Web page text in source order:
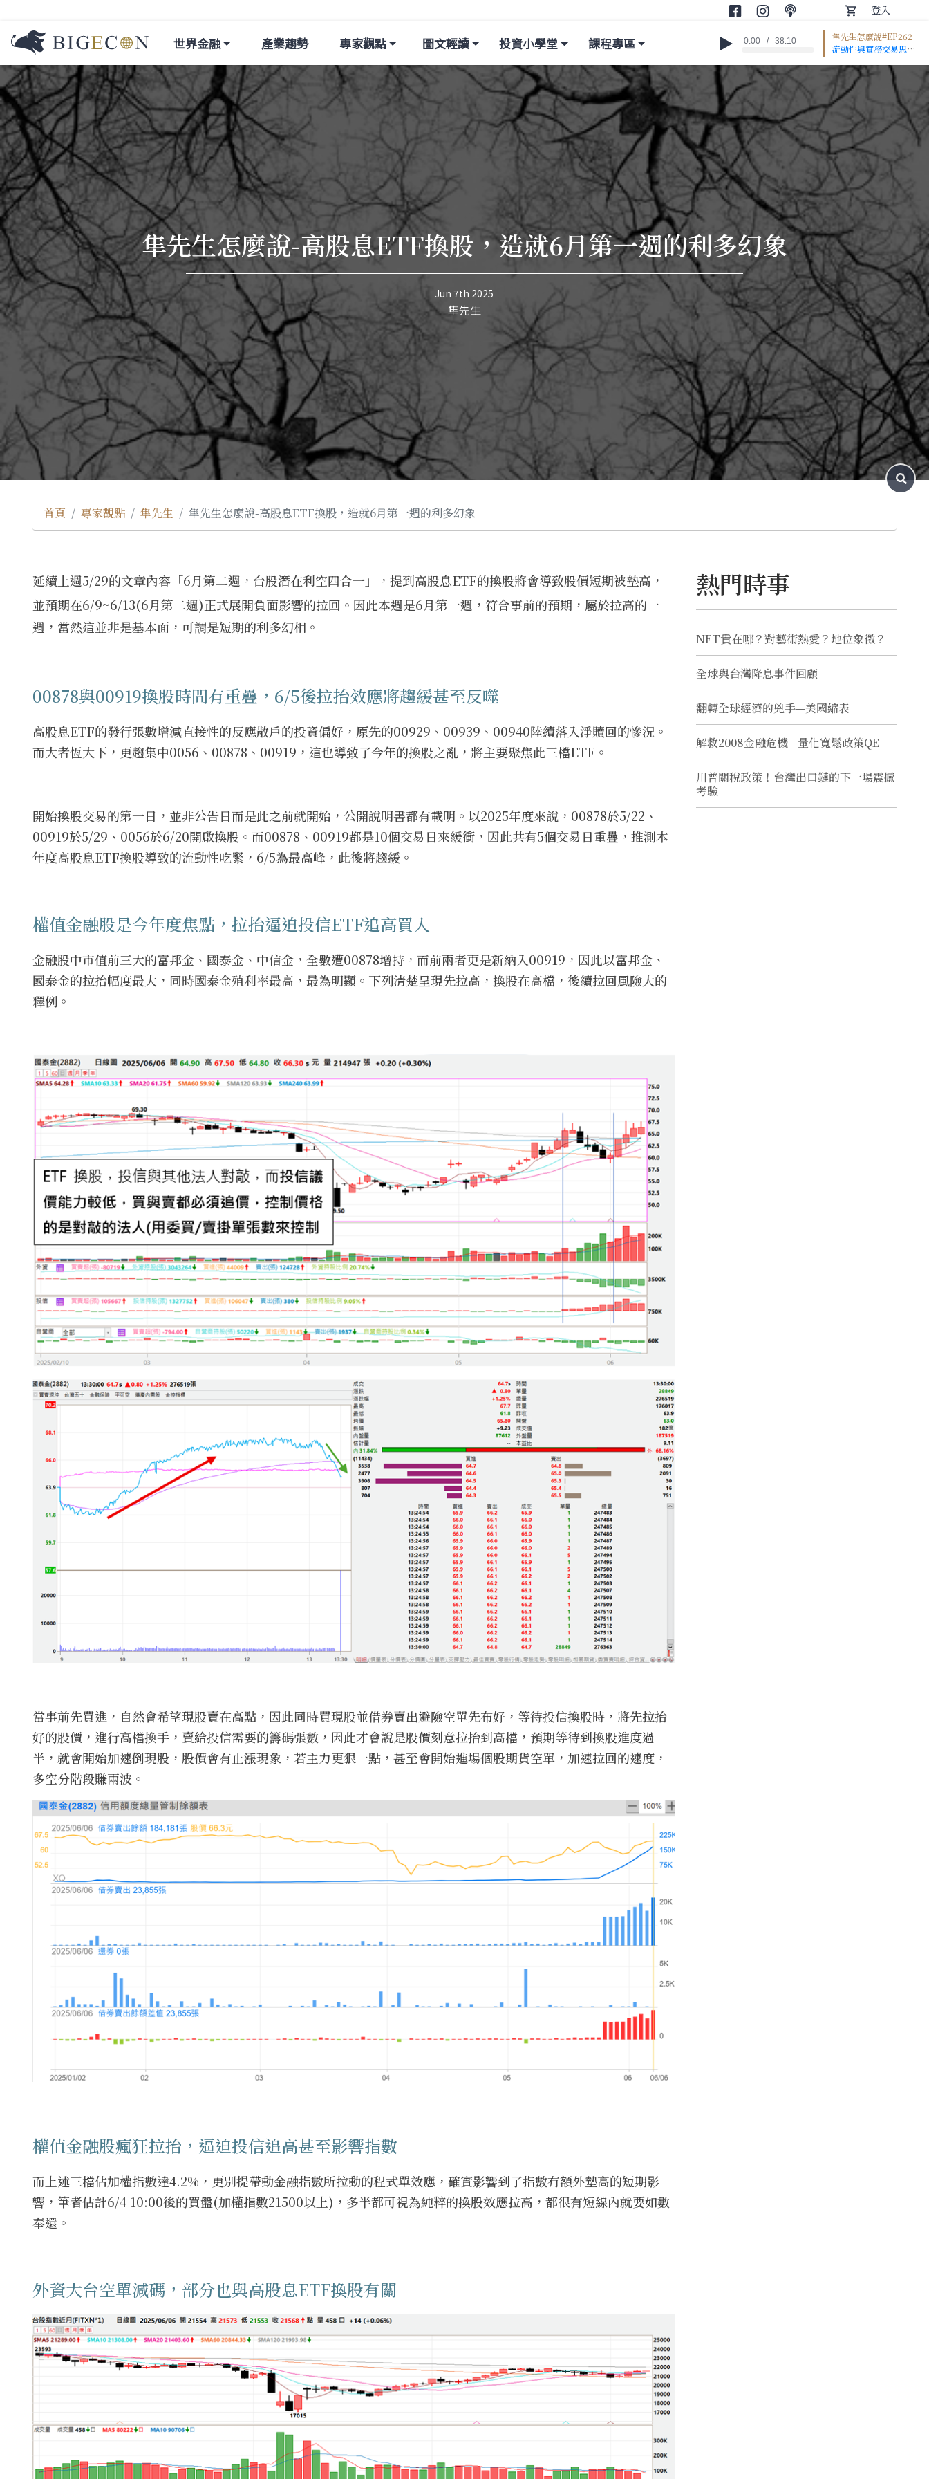
登入
世界金融 產業趨勢 專家觀點 圖文輕讀 投資小學堂 課程專區 0:00 / 38:10
隼先生怎麼說#EP262
流動性與實務交易思
跌點，只要流動性並未
恢復都不算好事 3:36
下週一過大正價差校
正，開盤下跌收斂止穩
是標準且最好劇本
6:25 逢低加碼?真的還
有錢嗎… 持股續抱等
流動性恢復才是最實際
建議 13:25 中大型股/
股期標的看10MA、中
小型股看5MA為判斷
指標 15:47 先解套的
持股反而不要出，買愈
早套愈深愈要先停損
CSP財報與Beat%差
值分析 16:25 先前看
現金流數據，現在目光
要轉向債/CDS即時報
價 22:00 現金流的近
似數據: 雲收入與資本
支出的Beat%差值
24:12 四大CSP的
Beat%計算與舉例
28:10 我最看好
Google的理由1: TPU
v9加速成長，逼近
NVIDIA!? 30:12 理由
2: LLM內捲(X)，相信
Google有其他全新AI
架構壓箱寶 33:48 資
料庫的豐富度，舊時代
且未經AI染指的資料
是稀缺的 35:43 小結
相關文章與連結:
bySoundOn
隼先生怎麼說-高股息ETF換股，造就6月第一週的利多幻象
Jun 7th 2025
隼先生
首頁 專家觀點 隼先生 隼先生怎麼說-高股息ETF換股，造就6月第一週的利多幻象
延續上週5/29的文章內容「6月第二週，台股潛在利空四合一」，提到高股息ETF的換股將會導致股價短期被墊高，
並預期在6/9~6/13(6月第二週)正式展開負面影響的拉回。因此本週是6月第一週，符合事前的預期，屬於拉高的一
週，當然這並非是基本面，可謂是短期的利多幻相。
00878與00919換股時間有重疊，6/5後拉抬效應將趨緩甚至反噬
高股息ETF的發行張數增減直接性的反應散戶的投資偏好，原先的00929、00939、00940陸續落入淨贖回的慘況。
而大者恆大下，更趨集中0056、00878、00919，這也導致了今年的換股之亂，將主要聚焦此三檔ETF。
開始換股交易的第一日，並非公告日而是此之前就開始，公開說明書都有載明。以2025年度來說，00878於5/22、
00919於5/29、0056於6/20開啟換股。而00878、00919都是10個交易日來緩衝，因此共有5個交易日重疊，推測本
年度高股息ETF換股導致的流動性吃緊，6/5為最高峰，此後將趨緩。
權值金融股是今年度焦點，拉抬逼迫投信ETF追高買入
金融股中市值前三大的富邦金、國泰金、中信金，全數遭00878增持，而前兩者更是新納入00919，因此以富邦金、
國泰金的拉抬幅度最大，同時國泰金殖利率最高，最為明顯。下列清楚呈現先拉高，換股在高檔，後續拉回風險大的
釋例。
當事前先買進，自然會希望現股賣在高點，因此同時買現股並借券賣出避險空單先布好，等待投信換股時，將先拉抬
好的股價，進行高檔換手，賣給投信需要的籌碼張數，因此才會說是股價刻意拉抬到高檔，預期等待到換股進度過
半，就會開始加速倒現股，股價會有止漲現象，若主力更狠一點，甚至會開始進場個股期貨空單，加速拉回的速度，
多空分階段賺兩波。
權值金融股瘋狂拉抬，逼迫投信追高甚至影響指數
而上述三檔佔加權指數達4.2%，更別提帶動金融指數所拉動的程式單效應，確實影響到了指數有額外墊高的短期影
響，筆者估計6/4 10:00後的買盤(加權指數21500以上)，多半都可視為純粹的換股效應拉高，都很有短線內就要如數
奉還。
外資大台空單減碼，部分也與高股息ETF換股有關
熱門時事
NFT貴在哪？對藝術熱愛？地位象徵？
全球與台灣降息事件回顧
翻轉全球經濟的兇手—美國縮表
解救2008金融危機—量化寬鬆政策QE
川普關稅政策！台灣出口鏈的下一場震撼
考驗